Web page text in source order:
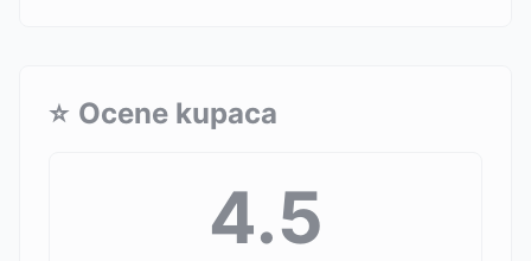
⭐ Ocene kupaca
4.5